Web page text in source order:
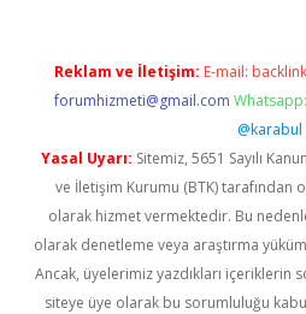
Reklam ve İletişim: E-mail:
forumhizmeti@gmail.com
@karabul
Yasal Uyarı: Sitemiz, 5651 Sayılı
ve İletişim Kurumu (BTK) tarafından
olarak hizmet vermektedir. Bu
olarak denetleme veya araştırma
Ancak, üyelerimiz yazdıkları içeriklerin
siteye üye olarak bu sorumluluğu